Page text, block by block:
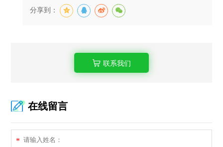
分享到：
联系我们
在线留言
*